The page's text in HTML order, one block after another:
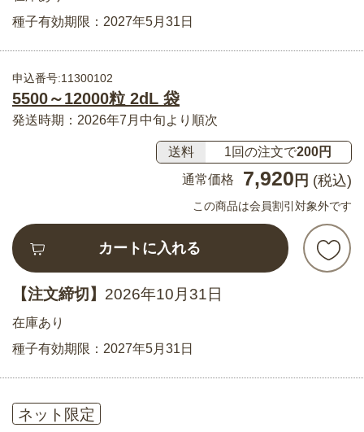
種子有効期限：2027年5月31日
申込番号:11300102
5500～12000粒 2dL 袋
発送時期：2026年7月中旬より順次
送料 1回の注文で200円
通常価格
7,920 円 (税込)
この商品は会員割引対象外です
カートに入れる
【注文締切】 2026年10月31日
在庫あり
種子有効期限：2027年5月31日
ネット限定